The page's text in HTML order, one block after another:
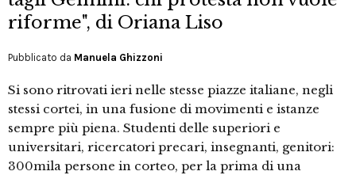
riforme", di Oriana Liso
Pubblicato da Manuela Ghizzoni
Si sono ritrovati ieri nelle stesse piazze italiane, negli
stessi cortei, in una fusione di movimenti e istanze
sempre più piena. Studenti delle superiori e
universitari, ricercatori precari, insegnanti, genitori:
300mila persone in corteo, per la prima di una